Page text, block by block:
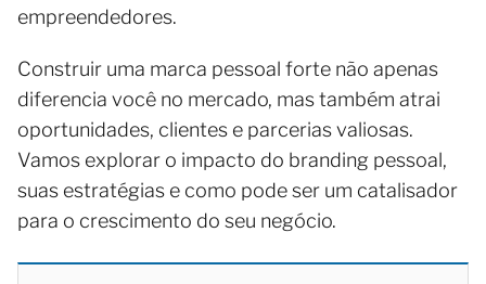
empreendedores.
Construir uma marca pessoal forte não apenas
diferencia você no mercado, mas também atrai
oportunidades, clientes e parcerias valiosas.
Vamos explorar o impacto do branding pessoal,
suas estratégias e como pode ser um catalisador
para o crescimento do seu negócio.